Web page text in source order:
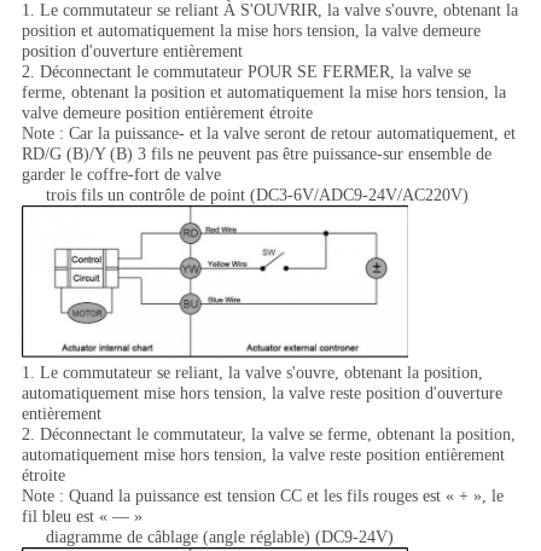
1. Le commutateur se reliant À S'OUVRIR, la valve s'ouvre, obtenant la
position et automatiquement la mise hors tension, la valve demeure
position d'ouverture entièrement
2. Déconnectant le commutateur POUR SE FERMER, la valve se
ferme, obtenant la position et automatiquement la mise hors tension, la
valve demeure position entièrement étroite
Note : Car la puissance- et la valve seront de retour automatiquement, et
RD/G (B)/Y (B) 3 fils ne peuvent pas être puissance-sur ensemble de
garder le coffre-fort de valve
trois fils un contrôle de point (DC3-6V/ADC9-24V/AC220V)
1. Le commutateur se reliant, la valve s'ouvre, obtenant la position,
automatiquement mise hors tension, la valve reste position d'ouverture
entièrement
2. Déconnectant le commutateur, la valve se ferme, obtenant la position,
automatiquement mise hors tension, la valve reste position entièrement
étroite
Note : Quand la puissance est tension CC et les fils rouges est « + », le
fil bleu est « — »
diagramme de câblage (angle réglable) (DC9-24V)